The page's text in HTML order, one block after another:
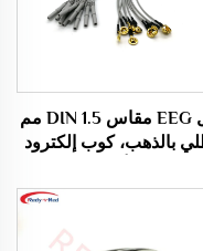
كابل EEG مقاس DIN 1.5 مم
بالذهب، كوب إلكترود